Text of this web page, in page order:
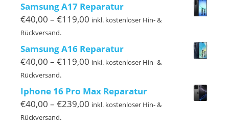
€140,00
Samsung A17 Reparatur
€40,00 – €119,00 Preisspanne:
€119,00
inkl. kostenloser Hin- &
Rückversand.
Samsung A16 Reparatur
€40,00 – €119,00 Preisspanne:
bis
€119,00
inkl. kostenloser Hin- &
Rückversand.
Iphone 16 Pro Max Reparatur
€40,00 – €239,00 Preisspanne:
inkl. kostenloser Hin- &
Rückversand.